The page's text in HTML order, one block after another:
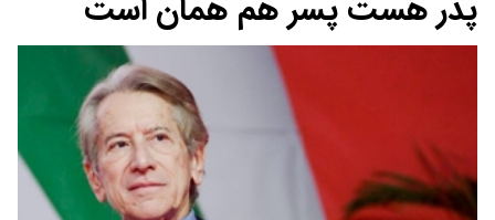
پدر هست پسر هم همان است